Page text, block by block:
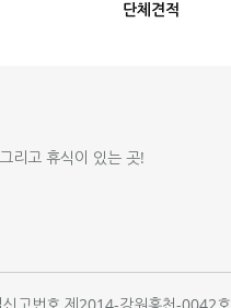
단체견적
리고 휴식이 있는 곳!